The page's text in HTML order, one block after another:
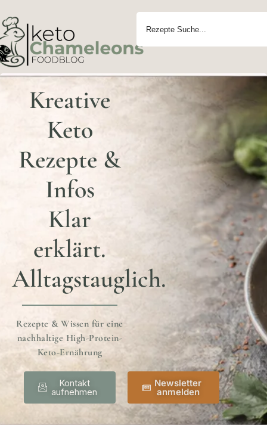
Kreative
Keto
Rezepte &
Infos
Klar
erklärt.
Alltagstauglich.
Rezepte & Wissen für eine
nachhaltige High-Protein-
Keto-Ernährung
Kontakt
aufnehmen
Newsletter
anmelden